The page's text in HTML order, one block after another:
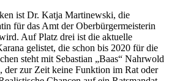
ist Dr. Katja Martinewski, die
für das Amt der Oberbürgermeisterin
Auf Platz drei ist die aktuelle
gelistet, die schon bis 2020 für die
steht mit Sebastian „Baas“ Nahrwold
der zur Zeit keine Funktion im Rat oder